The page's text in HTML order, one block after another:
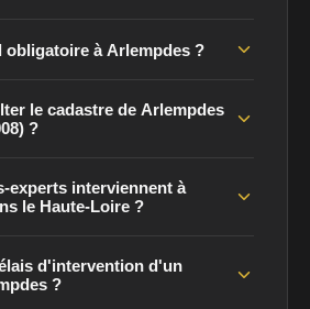
obligatoire à Arlempdes ?
le cadastre de Arlempdes
?
experts interviennent à
le Haute-Loire ?
d'intervention d'un
?